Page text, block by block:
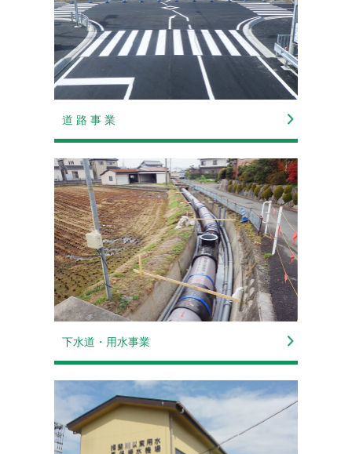
ニュースリリース
2021-02-03
【国土交通省 木曽川下流管内耐震補強工事
が『建設グラフ（２月号）』へ掲載】
ニュースリリース
2021-01-15
【国土交通省 中部地方整備局の「若手技術
者の紹介」へ掲載】
ニュースリリース
【ぎふ建設人材育成リーディング企業 ゴー
ルドランク認定証】
ニュースリリース
2020-12-07
【令和２年７月豪雨における災害対策支援活
動の感謝状】
ニュースリリース
2020-10-26
【建設工事従事者の安全衛生教育を実施】
ニュースリリース
2020-08-11
【TAKADAファーム 収穫祭】
ニュースリリース
2020-08-07
【令和２年度 熊本県７月豪雨 TEC-FORCE
ニュースリリース
2020-08-07
道 路 事 業
下水道・用水事業